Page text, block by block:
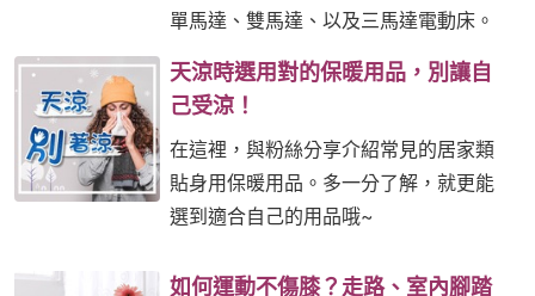
單馬達、雙馬達、以及三馬達電動床。
天涼時選用對的保暖用品，別讓自
己受涼！
在這裡，與粉絲分享介紹常見的居家類
貼身用保暖用品。多一分了解，就更能
選到適合自己的用品哦~
如何運動不傷膝？走路、室內腳踏